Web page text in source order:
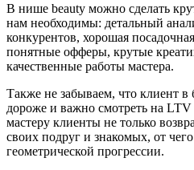
В нише beauty можно сделать
нам необходимы: детальный
конкурентов, хорошая
понятные офферы, крутые
качественные работы мастера.
Также не забываем, что клиент
дороже и важно смотреть на
мастеру клиенты не только
своих подруг и знакомых, от
геометрической прогрессии.